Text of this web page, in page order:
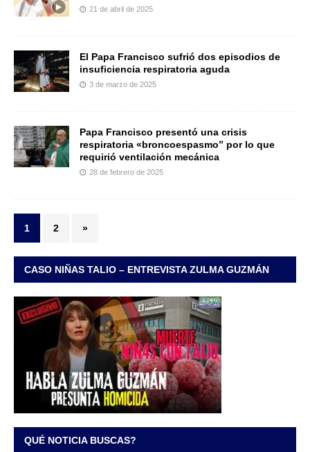
21 de abril de 2025
El Papa Francisco sufrió dos episodios de
insuficiencia respiratoria aguda
3 de marzo de 2025
Papa Francisco presentó una crisis
respiratoria «broncoespasmo” por lo que
requirió ventilación mecánica
28 de febrero de 2025
1 2 »
CASO NIÑAS TALIO – ENTREVISTA ZULMA GUZMÁN
QUÉ NOTICIA BUSCAS?